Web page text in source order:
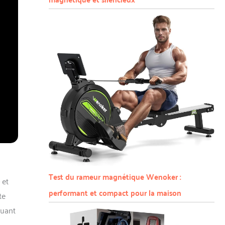
Test du rameur magnétique Wenoker :
performant et compact pour la maison